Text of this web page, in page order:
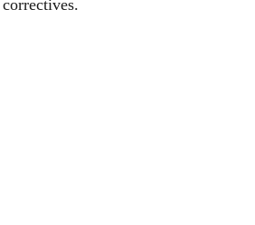
correctives.